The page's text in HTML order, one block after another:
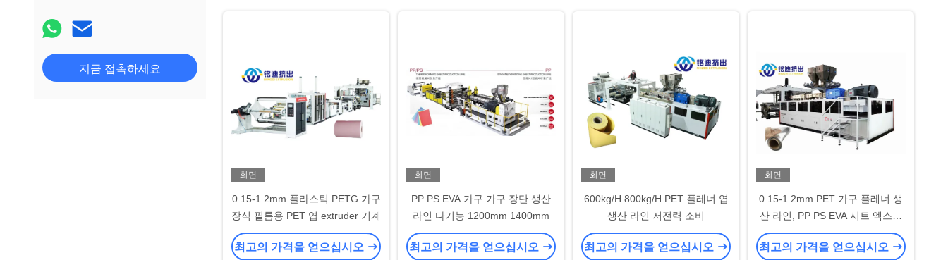
지금 접촉하세요
화면
0.15-1.2mm 플라스틱 PETG 가구
장식 필름용 PET 엽 extruder 기계
최고의 가격을 얻으십시오
화면
PP PS EVA 가구 가구 장단 생산
라인 다기능 1200mm 1400mm
최고의 가격을 얻으십시오
화면
600kg/H 800kg/H PET 플레너 엽
생산 라인 저전력 소비
최고의 가격을 얻으십시오
화면
0.15-1.2mm PET 가구 플레너 생
산 라인, PP PS EVA 시트 엑스트
루더 머신
최고의 가격을 얻으십시오